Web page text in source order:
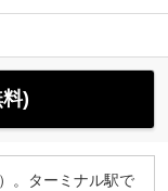
)
。ターミナル駅で